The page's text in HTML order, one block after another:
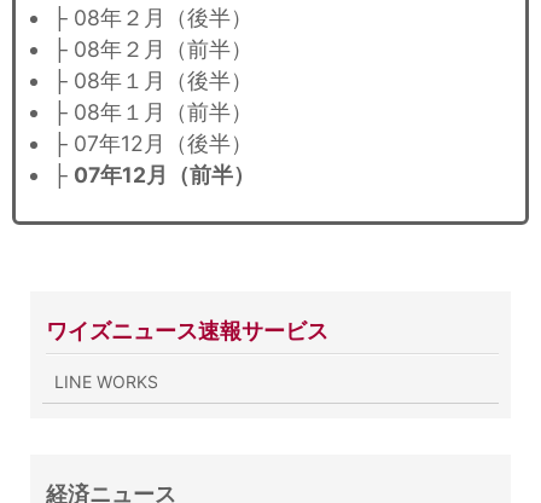
├ 08年２月（後半）
├ 08年２月（前半）
├ 08年１月（後半）
├ 08年１月（前半）
├ 07年12月（後半）
├ 07年12月（前半）
ワイズニュース速報サービス
LINE WORKS
経済ニュース